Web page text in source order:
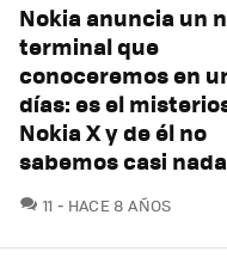
Nokia anuncia un
terminal que
conoceremos en
días: es el
Nokia X y de él no
sabemos casi nada
11 COMENTARIOS
HACE 8 AÑOS